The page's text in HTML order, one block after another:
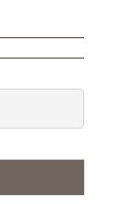
較
(2枚入
【翌日出荷】